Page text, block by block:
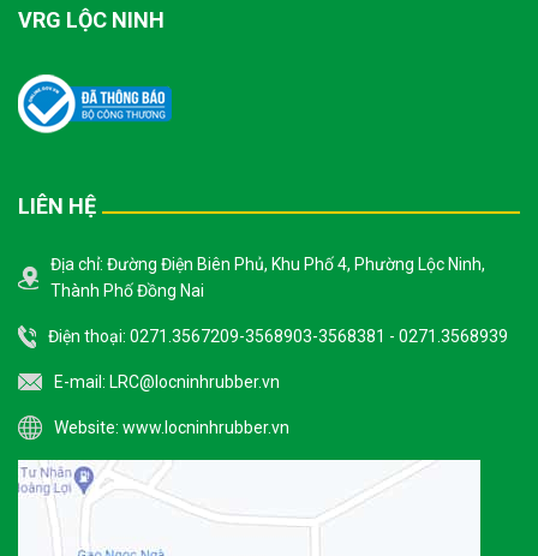
VRG LỘC NINH
LIÊN HỆ
Địa chỉ: Đường Điện Biên Phủ, Khu Phố 4, Phường Lộc Ninh,
Thành Phố Đồng Nai
Điện thoại: 0271.3567209-3568903-3568381 - 0271.3568939
E-mail: LRC@locninhrubber.vn
Website: www.locninhrubber.vn